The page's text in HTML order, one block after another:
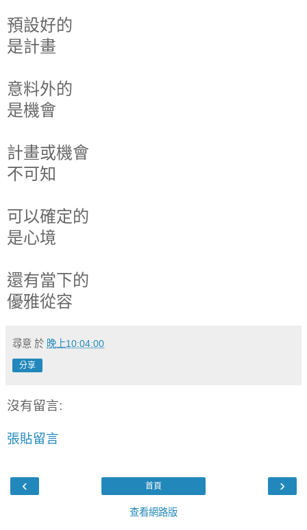
預設好的
是計畫
意料外的
是機會
計畫或機會
不可知
可以確定的
是心境
還有當下的
優雅從容
尋意 於 晚上10:04:00
分享
沒有留言:
張貼留言
‹ ›
首頁
查看網路版